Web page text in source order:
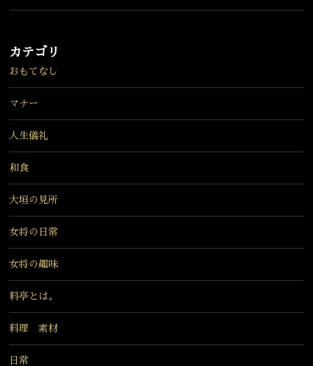
カテゴリ
おもてなし
マナー
人生儀礼
和食
大垣の見所
女将の日常
女将の趣味
料亭とは。
料理 素材
日常